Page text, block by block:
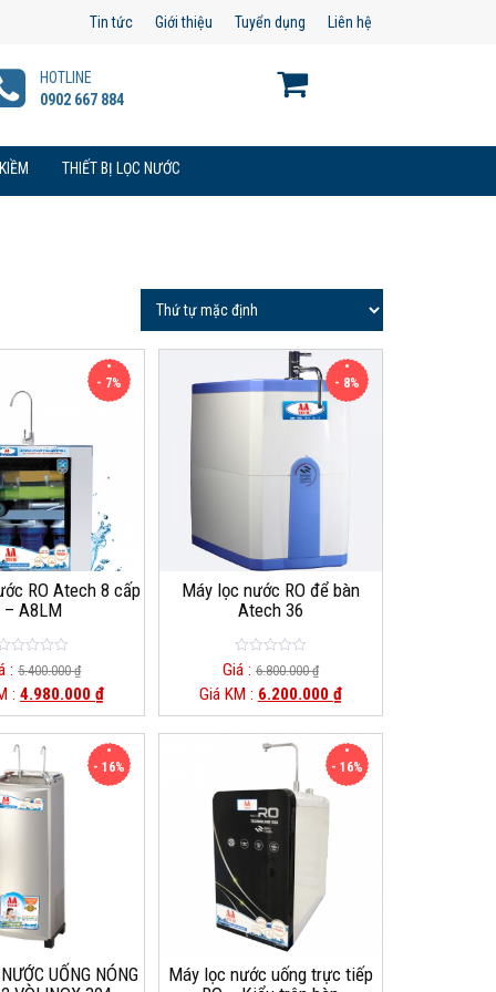
Tin tức Giới thiệu Tuyển dụng Liên hệ
HOTLINE
0902 667 884
THIẾT BỊ LỌC NƯỚC
- 7%
RO Atech 8 cấp
– A8LM
:5.400.000₫
:4.980.000₫
- 8%
Máy lọc nước RO để bàn
Atech 36
0
o
u
t
o
f
Giá :6.800.000₫
Giá KM : 6.200.000 ₫
- 16%
UỐNG NÓNG
- 16%
Máy lọc nước uống trực tiếp